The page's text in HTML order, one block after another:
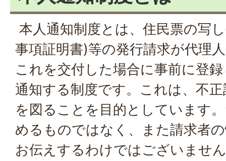
本人通知制度とは、住民票の写
事項証明書)等の発行請求が代理
これを交付した場合に事前に登
通知する制度です。これは、不
を図ることを目的としています
めるものではなく、また請求者
お伝えするわけではございませ